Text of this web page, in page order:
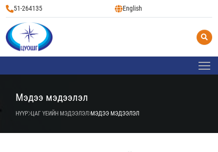
51-264135 English
Мэдээ мэдээлэл
НҮҮР ЦАГ ҮЕИЙН МЭДЭЭЛЭЛ МЭДЭЭ МЭДЭЭЛЭЛ